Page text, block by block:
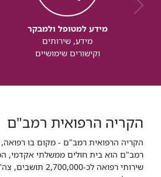
מידע למטופל ולמבקר
מידע, שירותים
וקישורים שימושיים
הקריה הרפואית רמב"ם
הקריה הרפואית רמב"ם - מקום בו רפואה,